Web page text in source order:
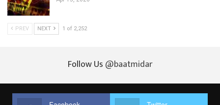
PREV NEXT 1 of 2,252
Follow Us @baatmidar